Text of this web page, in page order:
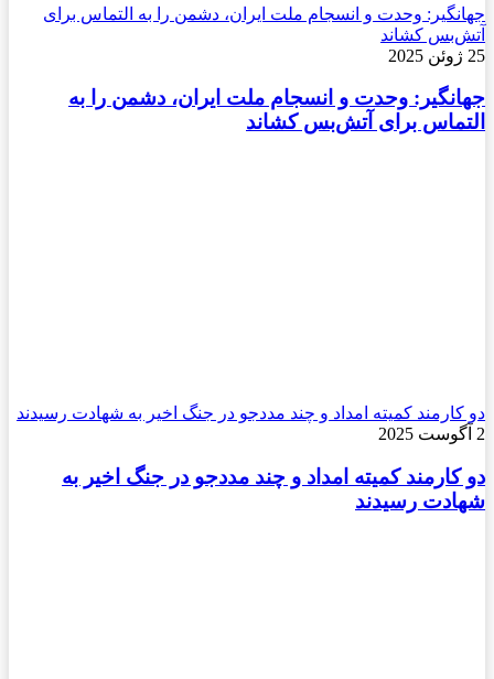
جهانگیر: وحدت و انسجام ملت ایران، دشمن را به التماس برای
آتش‌بس کشاند
25 ژوئن 2025
جهانگیر: وحدت و انسجام ملت ایران، دشمن را به
التماس برای آتش‌بس کشاند
دو کارمند کمیته امداد و چند مددجو در جنگ اخیر به شهادت رسیدند
2 آگوست 2025
دو کارمند کمیته امداد و چند مددجو در جنگ اخیر به
شهادت رسیدند